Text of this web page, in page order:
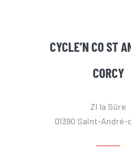
CYCLE’N CO ST
CORCY
ZI la Sûre
01390 Saint-André-